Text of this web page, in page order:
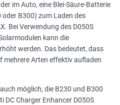
im Auto, eine Blei-Säure-Batterie
B300) zum Laden des
Bei Verwendung des D050S
kann die
werden. Das bedeutet, dass
mehrere Arten effektiv aufladen
möglich, die B230 und B300
DC Charger Enhancer D050S